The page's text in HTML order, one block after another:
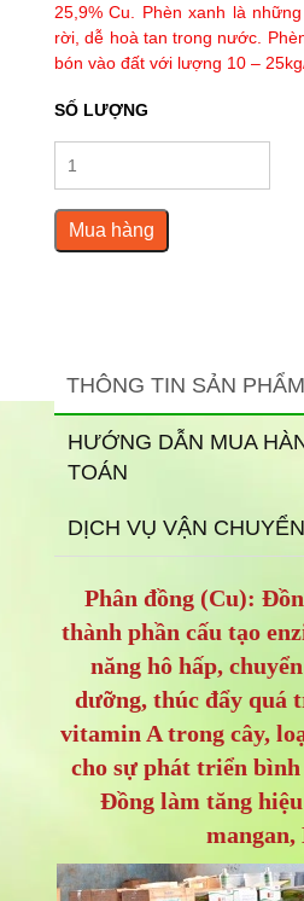
25,9% Cu. Phèn xanh là
rời, dễ hoà tan trong nước.
bón vào đất với lượng 10 – 25kg/
SỐ LƯỢNG
Mua hàng
THÔNG TIN SẢN PHẨM
HƯỚNG DẪN MUA
TOÁN
DỊCH VỤ VẬN CHUYỂN
Phân đồng (Cu):
thành phần cấu tạo
năng hô hấp,
dưỡng, thúc đẩy quá
vitamin A trong cây,
cho sự phát triển
Đồng làm tăng
mangan,